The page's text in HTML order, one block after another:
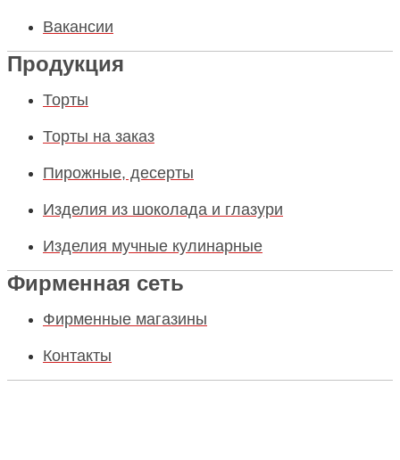
Вакансии
Продукция
Торты
Торты на заказ
Пирожные, десерты
Изделия из шоколада и глазури
Изделия мучные кулинарные
Фирменная сеть
Фирменные магазины
Контакты